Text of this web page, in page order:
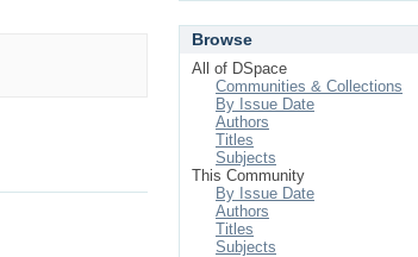
Browse
All of DSpace
Communities & Collections
By Issue Date
Authors
Titles
Subjects
This Community
By Issue Date
Authors
Titles
Subjects